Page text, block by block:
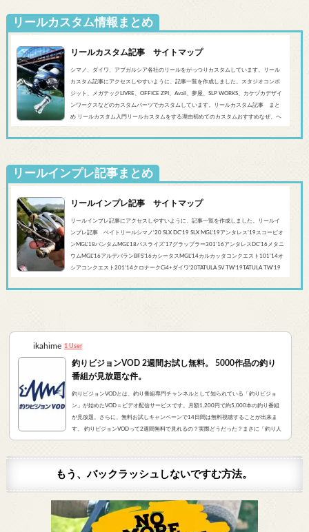
リールカスタム情報まとめ
リールカスタム記事 サイトマップ
シマノ、ダイワ、アブガルシア各社のリールをがっつりカスタムしています。リール
カスタム記事にアクセスしやすいように、記事一覧を作成しました。スタジオコンポ
ジット、メガテックLIVRE、OFFICE ZPI、Avail、夢屋、SLP WORKS、カケヅカデザイ
ンワークスなどのカスタムパーツでカスタムしています。リールカスタム記事 まと
め リールカスタム入門リールカスタムをする理由初めてのカスタムおすすめなぜ、ヘ
スMGL’19スコーピオンMGL&#0...
リールインプレ記事まとめ
リールインプレ記事 サイトマップ
リールインプレ記事にアクセスしやすいように、記事一覧を作成しました。リールイ
ンプレ記事 ベイトリールシマノ'20 SLX DC’19 SLX MGL'19アンタレス’19スコーピオ
ンMGL'18バンタムMGL'18バスライズ’17グラップラー301‘16アンタレスDC’16メタニ
ウムMGL’16アルデバランBFS’16カシータスMGL’14カルカッタコンクエスト101’14オ
シアコンクエスト201'14クロナークCi4+ダイワ’20TATULA SV TW'19TATULA TW'19
ガルシア’...
ikahime 1 User
釣りビジョンVOD 2週間お試し無料。 5000作品の釣り
番組が見放題な件。
釣りビジョンVODとは、釣り番組専門チャンネルとして知られている「釣りビジョ
ン」が始めたVOD＝ビデオ配信サービスです。月額1,200円で約5,000本の釣り番組
が見放題。さらに、無料お試しキャンペーンで14日間は無料視聴することが出来ま
す。 釣りビジョンVODって2週間無料で見れるの？実際どうだった？まさに「釣り人
が求めていたVOD」でした。実際にサービスを申し込んだので、レビューをお伝えし
もう、バックラッシュしないですむ方法。